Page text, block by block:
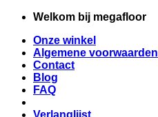
inhoud
Welkom bij megafloor
Onze winkel
Algemene voorwaarden
Contact
Blog
FAQ
Verlanglijst